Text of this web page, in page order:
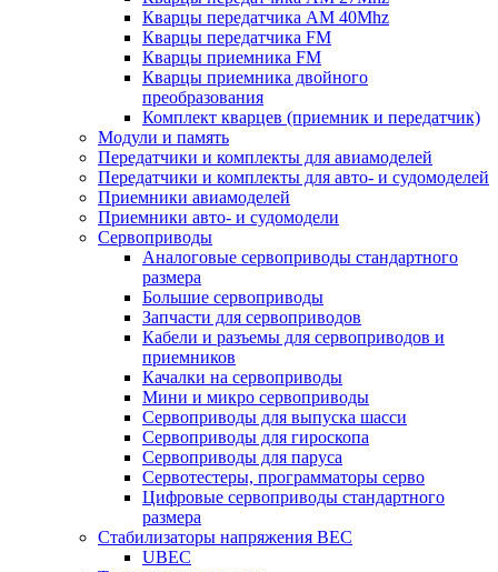
Кварцы передатчика AM 40Mhz
Кварцы передатчика FM
Кварцы приемника FM
Кварцы приемника двойного
преобразования
Комплект кварцев (приемник и передатчик)
Модули и память
Передатчики и комплекты для авиамоделей
Передатчики и комплекты для авто- и судомоделей
Приемники авиамоделей
Приемники авто- и судомодели
Сервоприводы
Аналоговые сервоприводы стандартного
размера
Большие сервоприводы
Запчасти для сервоприводов
Кабели и разъемы для сервоприводов и
приемников
Качалки на сервоприводы
Мини и микро сервоприводы
Сервоприводы для выпуска шасси
Сервоприводы для гироскопа
Сервоприводы для паруса
Сервотестеры, программаторы серво
Цифровые сервоприводы стандартного
размера
Стабилизаторы напряжения BEC
UBEC